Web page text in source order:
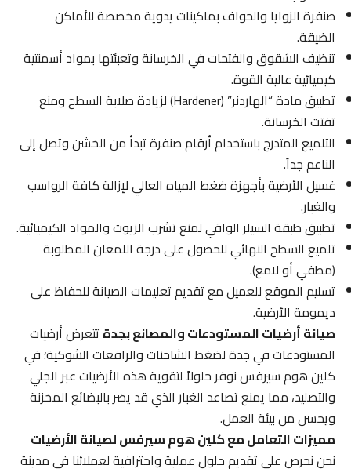
صنفرة الزوايا والحواف بماكينات يدوية مخصصة للأماكن
الضيقة.
تنظيف الشقوق والفتحات في الخرسانة وتعبئتها بمواد أسمنتية
كيميائية عالية القوة.
تطبيق مادة “الهاردنر” (Hardener) لزيادة صلابة السطح ومنع
تفتت الخرسانة.
التلميع المتدرج باستخدام أرقام صنفرة تبدأ من الخشن وتصل إلى
الناعم جداً.
غسيل الأرضية بأجهزة ضغط المياه العالي لإزالة كافة الرواسب
والغبار.
تطبيق طبقة السيلر الواقي لمنع تشرب الزيوت والمواد الكيميائية.
تلميع السطح النهائي للحصول على درجة اللمعان المطلوبة
(مطفي أو لامع).
تسليم الموقع للعميل مع تقديم تعليمات الصيانة للحفاظ على
ديمومة الأرضية.
صيانة أرضيات المستودعات والمصانع بجدةتتعرض أرضيات
المستودعات في جدة لضغط الشاحنات والرافعات الشوكية؛ في
كلين هوم سيرفس نوفر حلولاً لتقوية هذه الأرضيات عبر الجلي
والتصليد، مما يمنع تصاعد الغبار الذي قد يضر بالبضائع المخزنة
ويحسن من بيئة العمل.
مميزات التعامل مع كلين هوم سيرفس لصيانة الأرضيات
نحن نحرص على تقديم حلول عملية واحترافية لعملائنا في مدينة